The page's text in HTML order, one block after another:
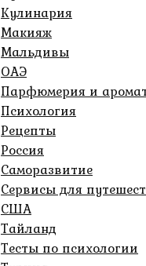
Кулинария
Макияж
Мальдивы
ОАЭ
Парфюмерия и
Психология
Рецепты
Россия
Саморазвитие
Сервисы для
США
Тайланд
Тесты по психологии